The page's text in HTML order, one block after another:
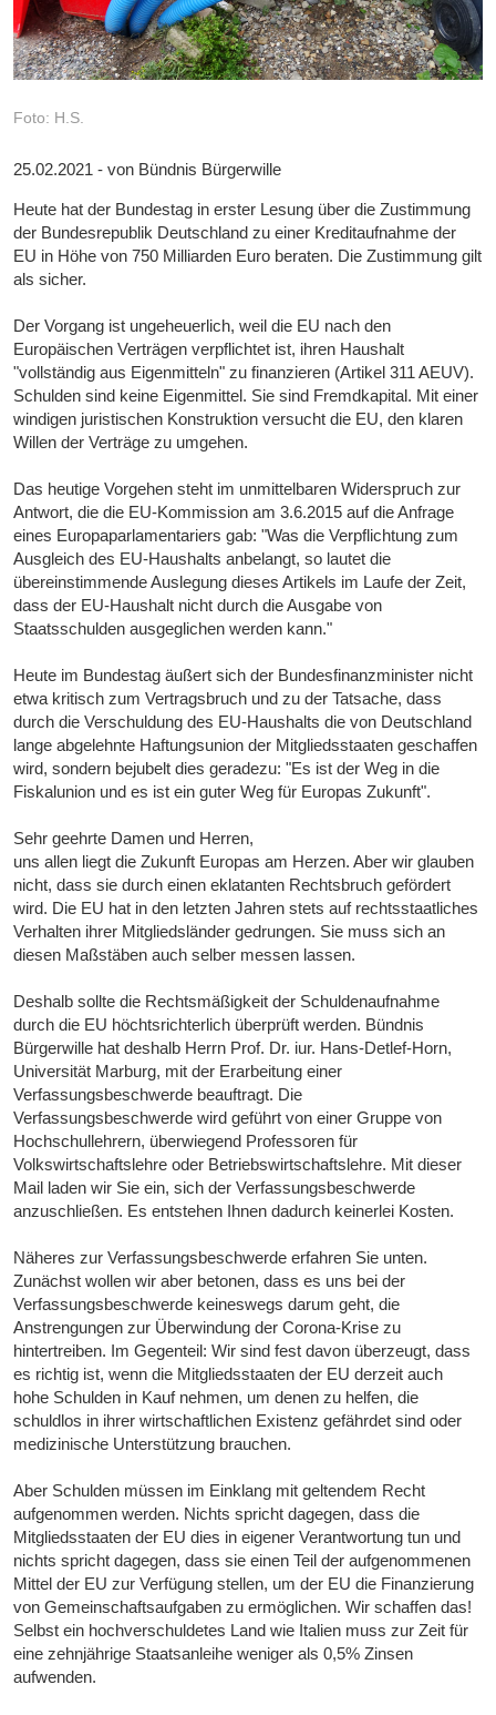
Foto: H.S.
25.02.2021 - von Bündnis Bürgerwille
Heute hat der Bundestag in erster Lesung über die Zustimmung
der Bundesrepublik Deutschland zu einer Kreditaufnahme der
EU in Höhe von 750 Milliarden Euro beraten. Die Zustimmung gilt
als sicher.
Der Vorgang ist ungeheuerlich, weil die EU nach den
Europäischen Verträgen verpflichtet ist, ihren Haushalt
"vollständig aus Eigenmitteln" zu finanzieren (Artikel 311 AEUV).
Schulden sind keine Eigenmittel. Sie sind Fremdkapital. Mit einer
windigen juristischen Konstruktion versucht die EU, den klaren
Willen der Verträge zu umgehen.
Das heutige Vorgehen steht im unmittelbaren Widerspruch zur
Antwort, die die EU-Kommission am 3.6.2015 auf die Anfrage
eines Europaparlamentariers gab: "Was die Verpflichtung zum
Ausgleich des EU-Haushalts anbelangt, so lautet die
übereinstimmende Auslegung dieses Artikels im Laufe der Zeit,
dass der EU-Haushalt nicht durch die Ausgabe von
Staatsschulden ausgeglichen werden kann."
Heute im Bundestag äußert sich der Bundesfinanzminister nicht
etwa kritisch zum Vertragsbruch und zu der Tatsache, dass
durch die Verschuldung des EU-Haushalts die von Deutschland
lange abgelehnte Haftungsunion der Mitgliedsstaaten geschaffen
wird, sondern bejubelt dies geradezu: "Es ist der Weg in die
Fiskalunion und es ist ein guter Weg für Europas Zukunft".
Sehr geehrte Damen und Herren,
uns allen liegt die Zukunft Europas am Herzen. Aber wir glauben
nicht, dass sie durch einen eklatanten Rechtsbruch gefördert
wird. Die EU hat in den letzten Jahren stets auf rechtsstaatliches
Verhalten ihrer Mitgliedsländer gedrungen. Sie muss sich an
diesen Maßstäben auch selber messen lassen.
Deshalb sollte die Rechtsmäßigkeit der Schuldenaufnahme
durch die EU höchtsrichterlich überprüft werden. Bündnis
Bürgerwille hat deshalb Herrn Prof. Dr. iur. Hans-Detlef-Horn,
Universität Marburg, mit der Erarbeitung einer
Verfassungsbeschwerde beauftragt. Die
Verfassungsbeschwerde wird geführt von einer Gruppe von
Hochschullehrern, überwiegend Professoren für
Volkswirtschaftslehre oder Betriebswirtschaftslehre. Mit dieser
Mail laden wir Sie ein, sich der Verfassungsbeschwerde
anzuschließen. Es entstehen Ihnen dadurch keinerlei Kosten.
Näheres zur Verfassungsbeschwerde erfahren Sie unten.
Zunächst wollen wir aber betonen, dass es uns bei der
Verfassungsbeschwerde keineswegs darum geht, die
Anstrengungen zur Überwindung der Corona-Krise zu
hintertreiben. Im Gegenteil: Wir sind fest davon überzeugt, dass
es richtig ist, wenn die Mitgliedsstaaten der EU derzeit auch
hohe Schulden in Kauf nehmen, um denen zu helfen, die
schuldlos in ihrer wirtschaftlichen Existenz gefährdet sind oder
medizinische Unterstützung brauchen.
Aber Schulden müssen im Einklang mit geltendem Recht
aufgenommen werden. Nichts spricht dagegen, dass die
Mitgliedsstaaten der EU dies in eigener Verantwortung tun und
nichts spricht dagegen, dass sie einen Teil der aufgenommenen
Mittel der EU zur Verfügung stellen, um der EU die Finanzierung
von Gemeinschaftsaufgaben zu ermöglichen. Wir schaffen das!
Selbst ein hochverschuldetes Land wie Italien muss zur Zeit für
eine zehnjährige Staatsanleihe weniger als 0,5% Zinsen
aufwenden.